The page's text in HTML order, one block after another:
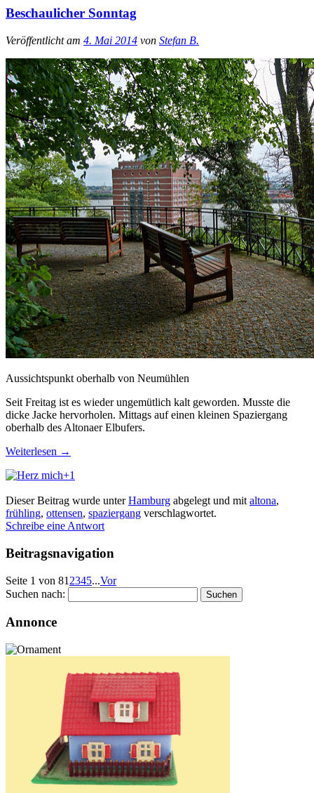
Beschaulicher Sonntag
Veröffentlicht am 4. Mai 2014 von Stefan B.
Aussichtspunkt oberhalb von Neumühlen
Seit Freitag ist es wieder ungemütlich kalt geworden. Musste die
dicke Jacke hervorholen. Mittags auf einen kleinen Spaziergang
oberhalb des Altonaer Elbufers.
Weiterlesen →
+1
Dieser Beitrag wurde unterHamburg abgelegt und mit altona,
frühling, ottensen, spaziergang verschlagwortet.
Schreibe eine Antwort
Beitragsnavigation
Seite 1 von 81 2345...Vor
Suchen nach:
Annonce